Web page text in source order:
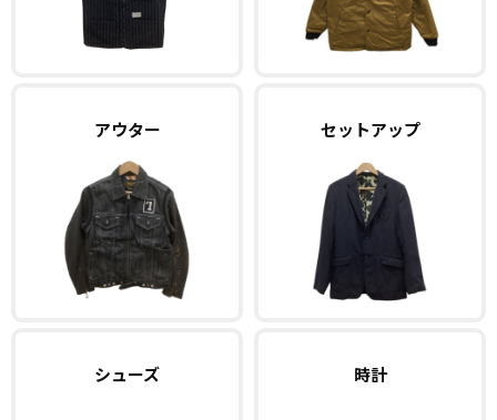
アウター セットアップ
シューズ 時計